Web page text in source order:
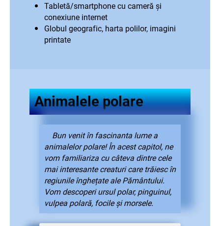
Tabletă/smartphone cu cameră și
conexiune internet
Globul geografic, harta polilor, imagini
printate
Animalele polare
Bun venit în fascinanta lume a
animalelor polare! În acest capitol, ne
vom familiariza cu câteva dintre cele
mai interesante creaturi care trăiesc în
regiunile înghețate ale Pământului.
Vom descoperi ursul polar, pinguinul,
vulpea polară, focile și morsele.